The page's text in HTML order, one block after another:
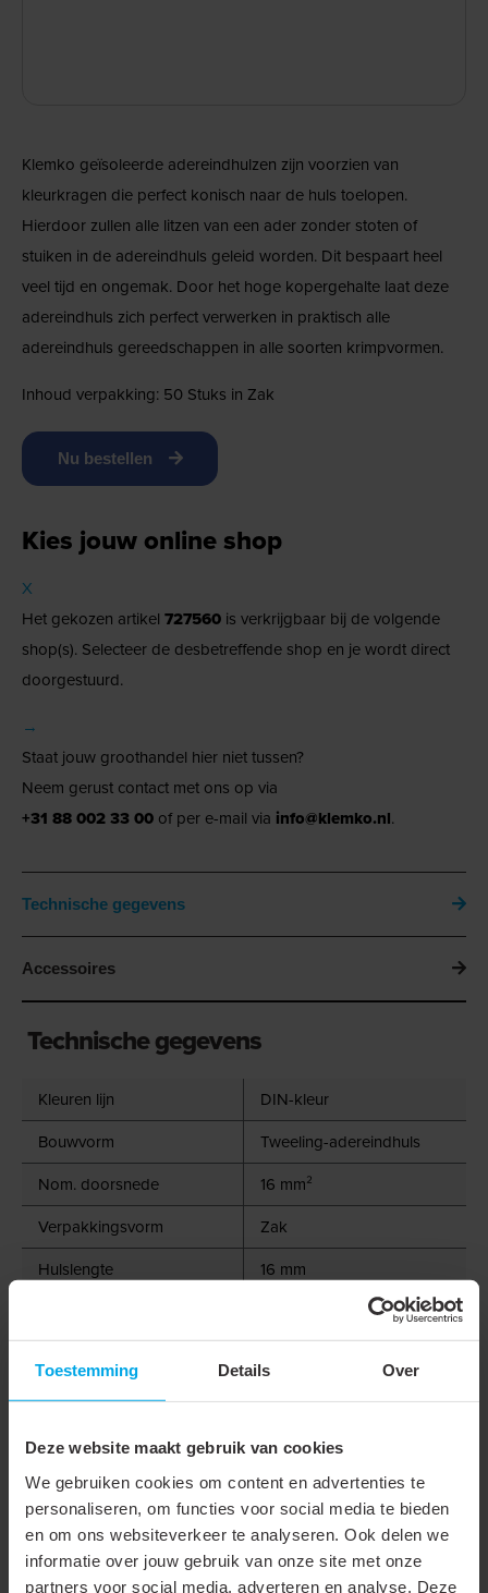
Toestemming Details Over
Deze website maakt gebruik van cookies
We gebruiken cookies om content en advertenties te
personaliseren, om functies voor social media te bieden
en om ons websiteverkeer te analyseren. Ook delen we
informatie over jouw gebruik van onze site met onze
partners voor social media, adverteren en analyse. Deze
Klemko geïsoleerde adereindhulzen zijn voorzien van
kleurkragen die perfect konisch naar de huls toelopen.
Hierdoor zullen alle litzen van een ader zonder stoten of
stuiken in de adereindhuls geleid worden. Dit bespaart heel
veel tijd en ongemak. Door het hoge kopergehalte laat deze
adereindhuls zich perfect verwerken in praktisch alle
adereindhuls gereedschappen in alle soorten krimpvormen.
Inhoud verpakking: 50 Stuks in Zak
Nu bestellen
Kies jouw online shop
X
Het gekozen artikel 727560 is verkrijgbaar bij de volgende
shop(s). Selecteer de desbetreffende shop en je wordt direct
doorgestuurd.
→
Staat jouw groothandel hier niet tussen?
Neem gerust contact met ons op via
+31 88 002 33 00 of per e-mail via info@klemko.nl.
Technische gegevens
Accessoires
Technische gegevens
Kleuren lijn
DIN-kleur
Bouwvorm
Tweeling-adereindhuls
Nom. doorsnede
16 mm²
Verpakkingsvorm
Zak
Hulslengte
16 mm
Kleur
Blauw
Materiaal
Oppervlaktebescherming
Vertind
Voor kortsluitvaste lijnen
Met markeringsvaan